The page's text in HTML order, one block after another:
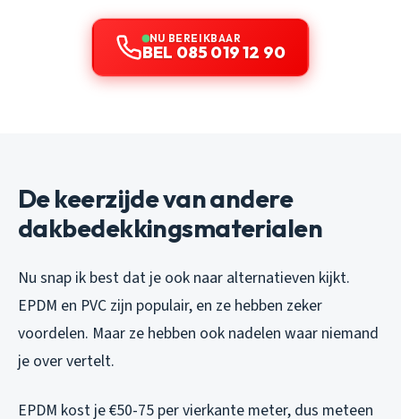
NU BEREIKBAAR
BEL 085 019 12 90
De keerzijde van andere
dakbedekkingsmaterialen
Nu snap ik best dat je ook naar alternatieven kijkt.
EPDM en PVC zijn populair, en ze hebben zeker
voordelen. Maar ze hebben ook nadelen waar niemand
je over vertelt.
EPDM kost je €50-75 per vierkante meter, dus meteen